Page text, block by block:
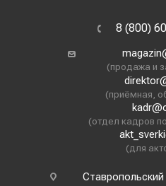
8 (800)
(продажа и
(приёмная,
(отдел кадров
(для